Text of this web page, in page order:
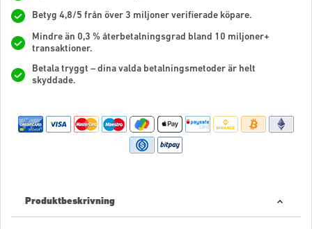
Betyg 4,8/5 från över 3 miljoner verifierade köpare.
Mindre än 0,3 % återbetalningsgrad bland 10 miljoner+
transaktioner.
Betala tryggt – dina valda betalningsmetoder är helt
skyddade.
Produktbeskrivning